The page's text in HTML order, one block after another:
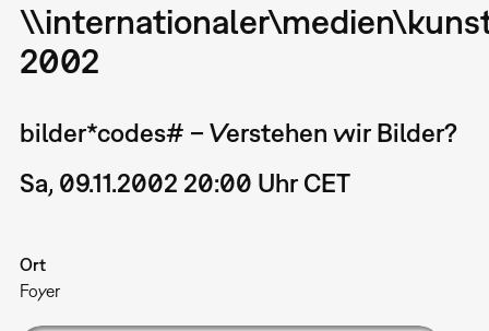
2002
bilder*codes# – Verstehen wir Bilder?
Sa, 09.11.2002 20:00 Uhr CET
Ort
Foyer